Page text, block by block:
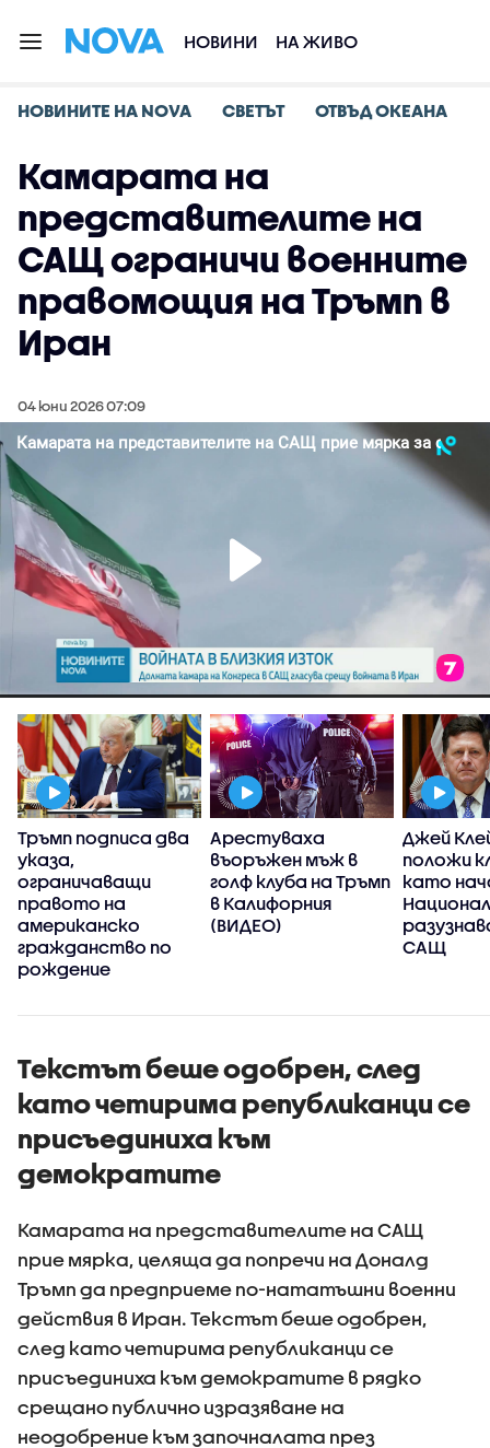
НОВИНИ НА ЖИВО
НОВИНИТЕ НА NOVA СВЕТЪТ ОТВЪД ОКЕАНА
Камарата на
представителите на
САЩ ограничи военните
правомощия на Тръмп в
Иран
04 юни 2026 07:09
Тръмп подписа два
указа,
ограничаващи
правото на
американско
гражданство по
рождение
Арестуваха
въоръжен мъж в
голф клуба на Тръмп
в Калифорния
(ВИДЕО)
Джей
положи
като
САЩ
Текстът беше одобрен, след
като четирима републиканци се
присъединиха към
демократите
Камарата на представителите на САЩ
прие мярка, целяща да попречи на Доналд
Тръмп да предприеме по-нататъшни военни
действия в Иран. Текстът беше одобрен,
след като четирима републиканци се
присъединиха към демократите в рядко
срещано публично изразяване на
неодобрение към започналата през